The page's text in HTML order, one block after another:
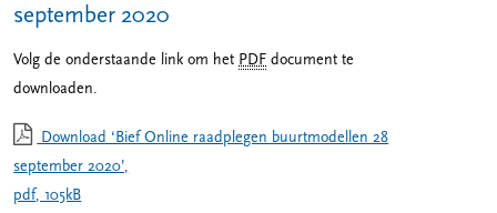
september 2020
Volg de onderstaande link om hetPDF document te
downloaden.
Download ‘Bief Online raadplegen buurtmodellen 28
september 2020’,
pdf, 105kB